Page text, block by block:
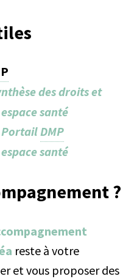
des droits et
santé
PortailDMP
santé
?
reste à votre
et vous proposer des